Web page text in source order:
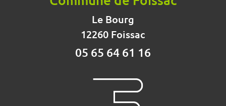
Le Bourg
12260 Foissac
05 65 64 61 16